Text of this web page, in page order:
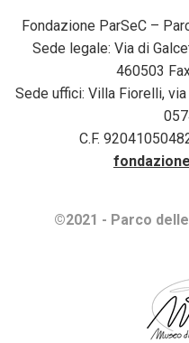
Fondazione ParSeC –
Sede legale: Via di
460503
Sede uffici: Villa Fiorelli,
C.F.
©2021 - Parco